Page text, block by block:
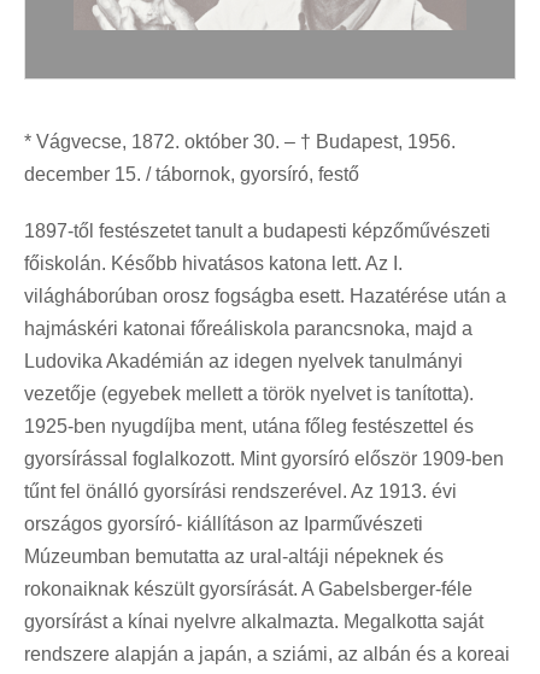
* Vágvecse, 1872. október 30. – † Budapest, 1956.
december 15. / tábornok, gyorsíró, festő
1897-től festészetet tanult a budapesti képzőművészeti
főiskolán. Később hivatásos katona lett. Az I.
világháborúban orosz fogságba esett. Hazatérése után a
hajmáskéri katonai főreáliskola parancsnoka, majd a
Ludovika Akadémián az idegen nyelvek tanulmányi
vezetője (egyebek mellett a török nyelvet is tanította).
1925-ben nyugdíjba ment, utána főleg festészettel és
gyorsírással foglalkozott. Mint gyorsíró először 1909-ben
tűnt fel önálló gyorsírási rendszerével. Az 1913. évi
országos gyorsíró- kiállításon az Iparművészeti
Múzeumban bemutatta az ural-altáji népeknek és
rokonaiknak készült gyorsírását. A Gabelsberger-féle
gyorsírást a kínai nyelvre alkalmazta. Megalkotta saját
rendszere alapján a japán, a sziámi, az albán és a koreai